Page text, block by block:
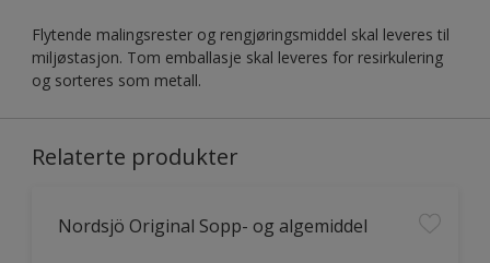
Flytende malingsrester og rengjøringsmiddel skal leveres til
miljøstasjon. Tom emballasje skal leveres for resirkulering
og sorteres som metall.
Relaterte produkter
Nordsjö Original Sopp- og algemiddel